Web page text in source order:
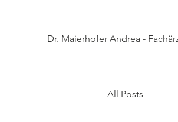
Dr. Maierhofer Andrea -
All Posts